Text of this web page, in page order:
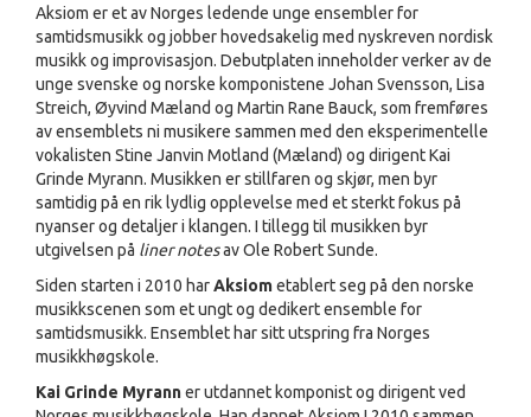
Aksiom er et av Norges ledende unge ensembler for
samtidsmusikk og jobber hovedsakelig med nyskreven nordisk
musikk og improvisasjon. Debutplaten inneholder verker av de
unge svenske og norske komponistene Johan Svensson, Lisa
Streich, Øyvind Mæland og Martin Rane Bauck, som fremføres
av ensemblets ni musikere sammen med den eksperimentelle
vokalisten Stine Janvin Motland (Mæland) og dirigent Kai
Grinde Myrann. Musikken er stillfaren og skjør, men byr
samtidig på en rik lydlig opplevelse med et sterkt fokus på
nyanser og detaljer i klangen. I tillegg til musikken byr
utgivelsen på liner notesav Ole Robert Sunde.
Siden starten i 2010 harAksiometablert seg på den norske
musikkscenen som et ungt og dedikert ensemble for
samtidsmusikk. Ensemblet har sitt utspring fra Norges
musikkhøgskole.
Kai Grinde Myranner utdannet komponist og dirigent ved